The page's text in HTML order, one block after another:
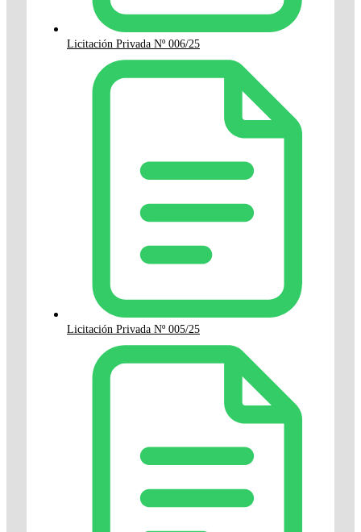
Licitación Privada Nº 006/25
Licitación Privada Nº 005/25